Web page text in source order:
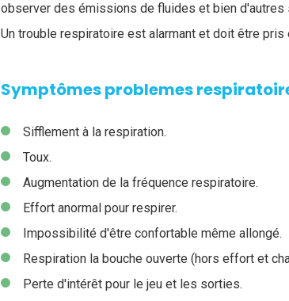
observer des émissions de fluides et bien d'autres
Un trouble respiratoire est alarmant et doit être pris
Symptômes problemes
Sifflement à la respiration.
Toux.
Augmentation de la fréquence respiratoire.
Effort anormal pour respirer.
Impossibilité d'être confortable même allongé.
Respiration la bouche ouverte (hors effort et
Perte d'intérêt pour le jeu et les sorties.